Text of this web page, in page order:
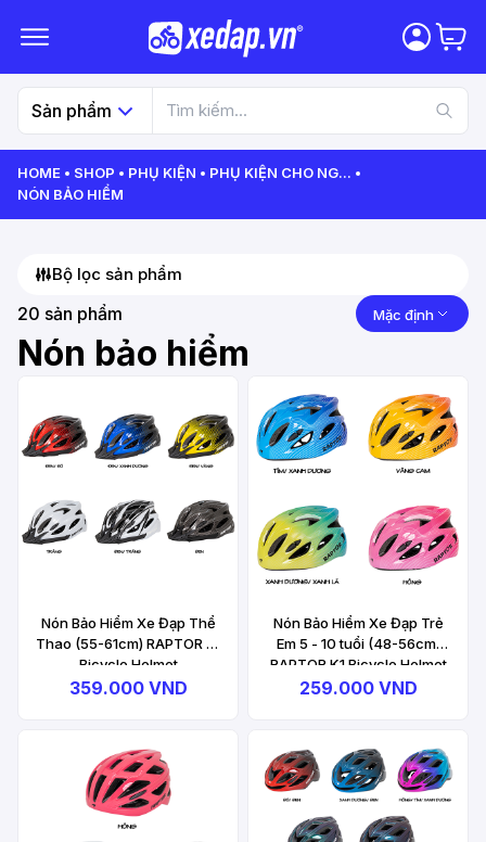
Sản phẩm
HOME SHOP PHỤ KIỆN PHỤ KIỆN CHO NG...
NÓN BẢO HIỂM
Bộ lọc sản phẩm
20 sản phẩm Mặc định
Nón bảo hiểm
Nón Bảo Hiểm Xe Đạp Thể
Thao (55-61cm) RAPTOR A1
Bicycle Helmet
359.000 VND
Nón Bảo Hiểm Xe Đạp Trẻ
Em 5 - 10 tuổi (48-56cm)
RAPTOR K1 Bicycle Helmet
259.000 VND